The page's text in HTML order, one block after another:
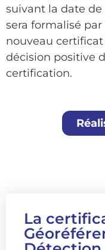
suivant la date de
sera formalisé
nouveau certificat
décision positive
certification.
La